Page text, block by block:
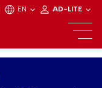
EN AD-LITE